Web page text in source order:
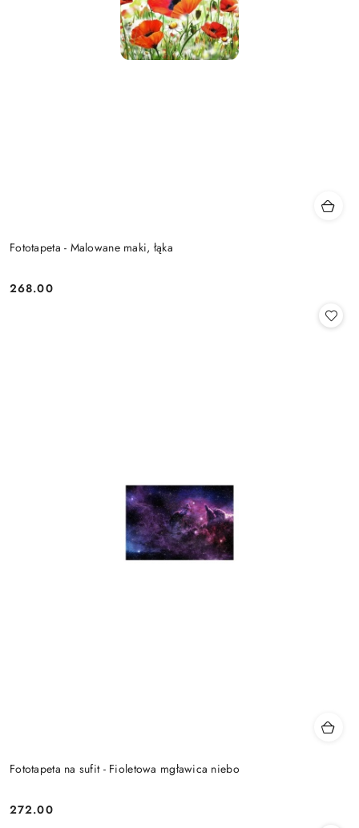
Fototapeta - Malowane maki, łąka
Cena:
268.00
Fototapeta na sufit - Fioletowa mgławica niebo
Cena:
272.00